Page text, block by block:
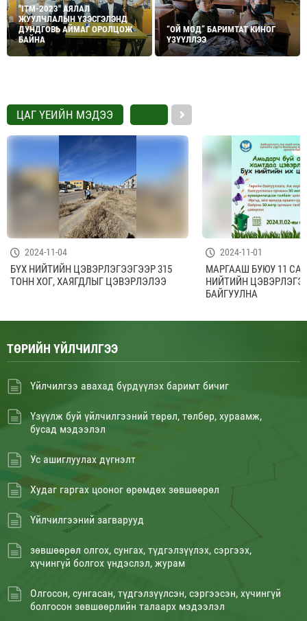
"ITM-2023" АЯЛАЛ
ЖУУЛЧЛАЛЫН ҮЗЭСГЭЛЭНД
ДУНДГОВЬ АЙМАГ ОРОЛЦОЖ
БАЙНА
“ОЙ МОД” БАРИМТАТ КИНОГ
ҮЗҮҮЛЛЭЭ
ЦАГ ҮЕИЙН МЭДЭЭ
2024-11-04
БҮХ НИЙТИЙН ЦЭВЭРЛЭГЭЭГЭЭР 315
ТОНН ХОГ, ХАЯГДЛЫГ ЦЭВЭРЛЭЛЭЭ
2024-11-01
МАРГААШ БУЮУ 11
НИЙТИЙН
БАЙГУУЛНА
ТӨРИЙН ҮЙЛЧИЛГЭЭ
Үйлчилгээ авахад бүрдүүлэх баримт бичиг
Үзүүлж буй үйлчилгээний төрөл, төлбөр, хураамж,
бусад мэдээлэл
Ус ашиглуулах дүгнэлт
Худаг гаргах цооног өрөмдөх зөвшөөрөл
Үйлчилгээний загварууд
зөвшөөрөл олгох, сунгах, түдгэлзүүлэх, сэргээх,
хүчингүй болгох үндэслэл, журам
Олгосон, сунгасан, түдгэлзүүлсэн, сэргээсэн, хүчингүй
болгосон зөвшөөрлийн талаарх мэдээлэл